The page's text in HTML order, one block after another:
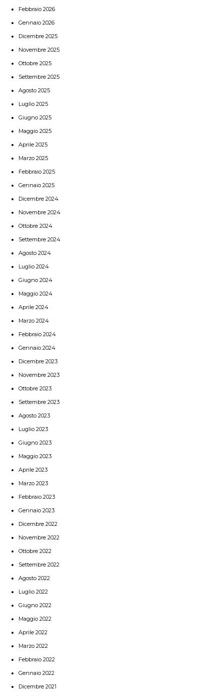
Febbraio 2026
Gennaio 2026
Dicembre 2025
Novembre 2025
Ottobre 2025
Settembre 2025
Agosto 2025
Luglio 2025
Giugno 2025
Maggio 2025
Aprile 2025
Marzo 2025
Febbraio 2025
Gennaio 2025
Dicembre 2024
Novembre 2024
Ottobre 2024
Settembre 2024
Agosto 2024
Luglio 2024
Giugno 2024
Maggio 2024
Aprile 2024
Marzo 2024
Febbraio 2024
Gennaio 2024
Dicembre 2023
Novembre 2023
Ottobre 2023
Settembre 2023
Agosto 2023
Luglio 2023
Giugno 2023
Maggio 2023
Aprile 2023
Marzo 2023
Febbraio 2023
Gennaio 2023
Dicembre 2022
Novembre 2022
Ottobre 2022
Settembre 2022
Agosto 2022
Luglio 2022
Giugno 2022
Maggio 2022
Aprile 2022
Marzo 2022
Febbraio 2022
Gennaio 2022
Dicembre 2021